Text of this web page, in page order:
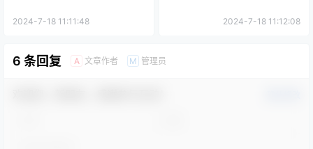
2024-7-18 11:11:48 2024-7-18 11:12:08
6 条回复 A 文章作者 M 管理员